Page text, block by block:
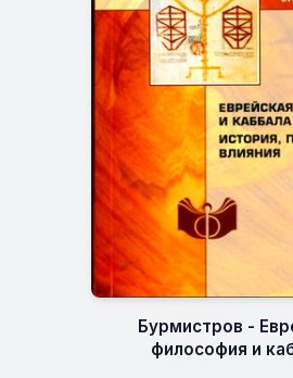
Бурмистров -
философия и